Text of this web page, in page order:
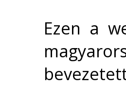
Ezen a